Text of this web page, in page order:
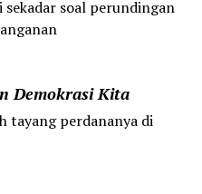
soal perundingan
Demokrasi Kita
tayang perdananya di